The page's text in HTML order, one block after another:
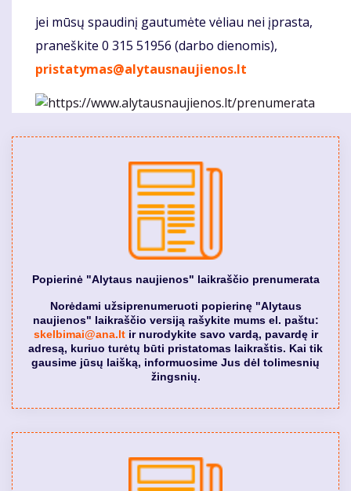
jei mūsų spaudinį gautumėte vėliau nei įprasta,
praneškite 0 315 51956 (darbo dienomis),
pristatymas@alytausnaujienos.lt
Popierinė "Alytaus naujienos" laikraščio prenumerata
Norėdami užsiprenumeruoti popierinę "Alytaus
naujienos" laikraščio versiją rašykite mums el. paštu:
skelbimai@ana.ltir nurodykite savo vardą, pavardę ir
adresą, kuriuo turėtų būti pristatomas laikraštis. Kai tik
gausime jūsų laišką, informuosime Jus dėl tolimesnių
žingsnių.